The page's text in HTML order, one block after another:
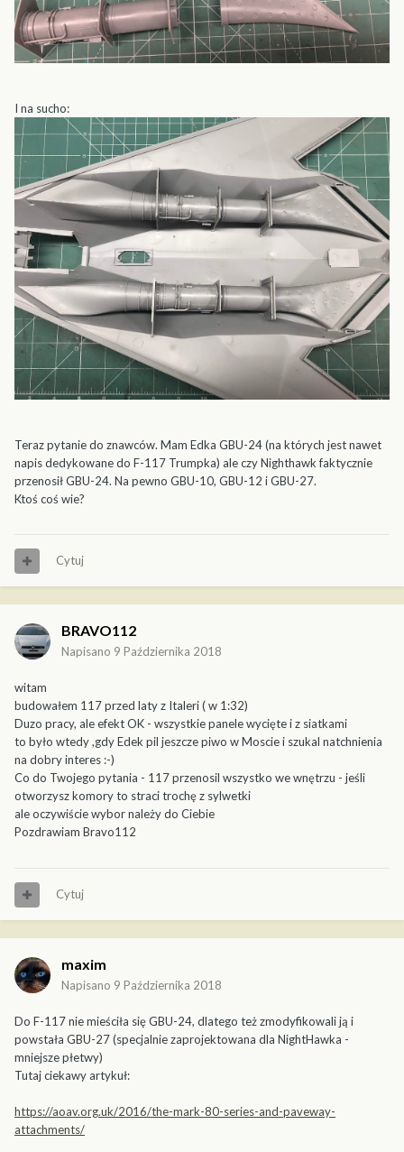
I na sucho:
Teraz pytanie do znawców. Mam Edka GBU-24 (na których jest nawet
napis dedykowane do F-117 Trumpka) ale czy Nighthawk faktycznie
przenosił GBU-24. Na pewno GBU-10, GBU-12 i GBU-27.
Ktoś coś wie?
Cytuj
BRAVO112
Napisano 9 Października 2018
witam
budowałem 117 przed laty z Italeri ( w 1:32)
Duzo pracy, ale efekt OK - wszystkie panele wycięte i z siatkami
to było wtedy ,gdy Edek pil jeszcze piwo w Moscie i szukal natchnienia
na dobry interes :-)
Co do Twojego pytania - 117 przenosil wszystko we wnętrzu - jeśli
otworzysz komory to straci trochę z sylwetki
ale oczywiście wybor należy do Ciebie
Pozdrawiam Bravo112
Cytuj
maxim
Napisano 9 Października 2018
Do F-117 nie mieściła się GBU-24, dlatego też zmodyfikowali ją i
powstała GBU-27 (specjalnie zaprojektowana dla NightHawka -
mniejsze płetwy)
Tutaj ciekawy artykuł:
https://aoav.org.uk/2016/the-mark-80-series-and-paveway-
attachments/